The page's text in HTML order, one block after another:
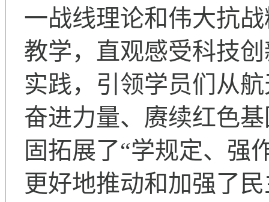
一战线理论和伟大抗
教学，直观感受科技
实践，引领学员们从
奋进力量、赓续红色
固拓展了“学规定、强
更好地推动和加强了